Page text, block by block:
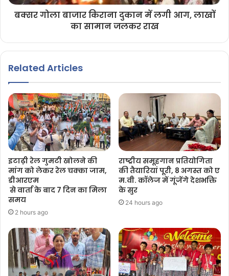
बक्सर गोला बाजार किराना दुकान में लगी आग, लाखों
का सामान जलकर राख
Related Articles
इटाढ़ी रेल गुमटी खोलने की
मांग को लेकर रेल चक्का जाम,
डीआरएम
से वार्ता के बाद 7 दिन का मिला
समय
2 hours ago
राष्ट्रीय समूहगान प्रतियोगिता
की तैयारियां पूरी, 8 अगस्त को ए
म.वी. कॉलेज में गूंजेंगे देशभक्ति
के सुर
24 hours ago